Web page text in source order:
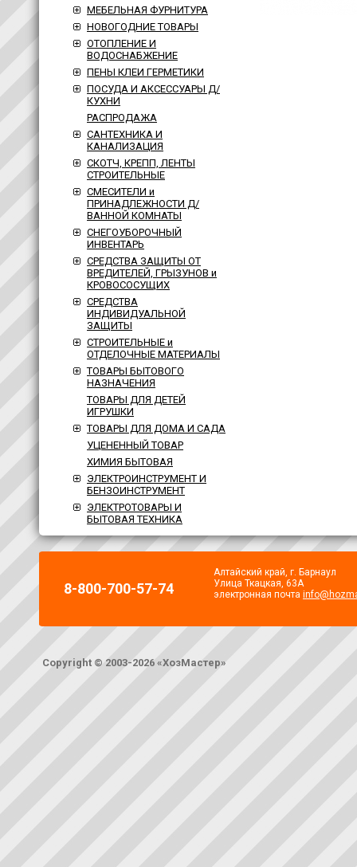
МЕБЕЛЬНАЯ ФУРНИТУРА
НОВОГОДНИЕ ТОВАРЫ
ОТОПЛЕНИЕ И
ВОДОСНАБЖЕНИЕ
ПЕНЫ КЛЕИ ГЕРМЕТИКИ
ПОСУДА И АКСЕССУАРЫ Д/
КУХНИ
РАСПРОДАЖА
САНТЕХНИКА И
КАНАЛИЗАЦИЯ
СКОТЧ, КРЕПП, ЛЕНТЫ
СТРОИТЕЛЬНЫЕ
СМЕСИТЕЛИ и
ПРИНАДЛЕЖНОСТИ Д/
ВАННОЙ КОМНАТЫ
СНЕГОУБОРОЧНЫЙ
ИНВЕНТАРЬ
СРЕДСТВА ЗАЩИТЫ ОТ
ВРЕДИТЕЛЕЙ, ГРЫЗУНОВ и
КРОВОСОСУЩИХ
СРЕДСТВА
ИНДИВИДУАЛЬНОЙ
ЗАЩИТЫ
СТРОИТЕЛЬНЫЕ и
ОТДЕЛОЧНЫЕ МАТЕРИАЛЫ
ТОВАРЫ БЫТОВОГО
НАЗНАЧЕНИЯ
ТОВАРЫ ДЛЯ ДЕТЕЙ
ИГРУШКИ
ТОВАРЫ ДЛЯ ДОМА И САДА
УЦЕНЕННЫЙ ТОВАР
ХИМИЯ БЫТОВАЯ
ЭЛЕКТРОИНСТРУМЕНТ И
БЕНЗОИНСТРУМЕНТ
ЭЛЕКТРОТОВАРЫ И
БЫТОВАЯ ТЕХНИКА
8-800-700-57-74
Алтайский край, г. Барнаул
Улица Ткацкая, 63А
электронная почта
Copyright © 2003-2026 «ХозМастер»